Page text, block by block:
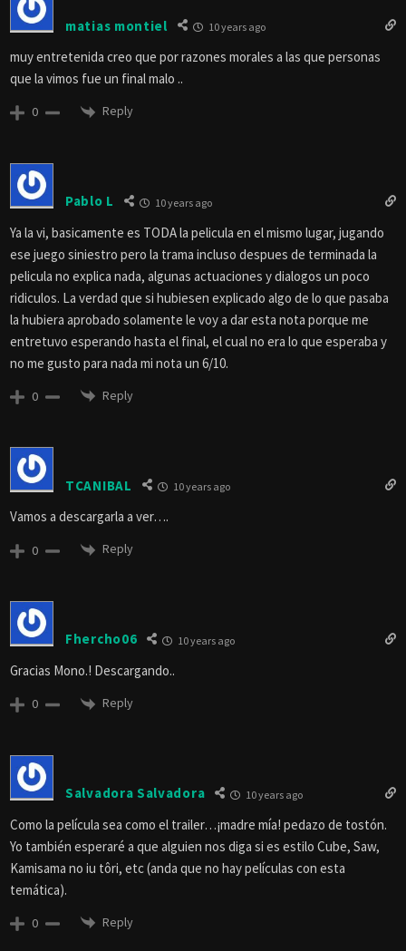
matias montiel 10 years ago
muy entretenida creo que por razones morales a las que personas
que la vimos fue un final malo ..
0 Reply
Pablo L 10 years ago
Ya la vi, basicamente es TODA la pelicula en el mismo lugar, jugando
ese juego siniestro pero la trama incluso despues de terminada la
pelicula no explica nada, algunas actuaciones y dialogos un poco
ridiculos. La verdad que si hubiesen explicado algo de lo que pasaba
la hubiera aprobado solamente le voy a dar esta nota porque me
entretuvo esperando hasta el final, el cual no era lo que esperaba y
no me gusto para nada mi nota un 6/10.
0 Reply
TCANIBAL 10 years ago
Vamos a descargarla a ver….
0 Reply
Fhercho06 10 years ago
Gracias Mono.! Descargando..
0 Reply
Salvadora Salvadora 10 years ago
Como la película sea como el trailer…¡madre mía! pedazo de tostón.
Yo también esperaré a que alguien nos diga si es estilo Cube, Saw,
Kamisama no iu tôri, etc (anda que no hay películas con esta
temática).
0 Reply